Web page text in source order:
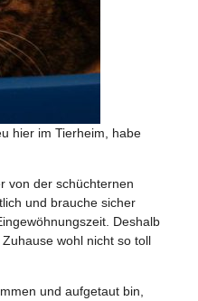
hier im Tierheim, habe
von der schüchternen
und brauche sicher
Deshalb
wohl nicht so toll
und aufgetaut bin,